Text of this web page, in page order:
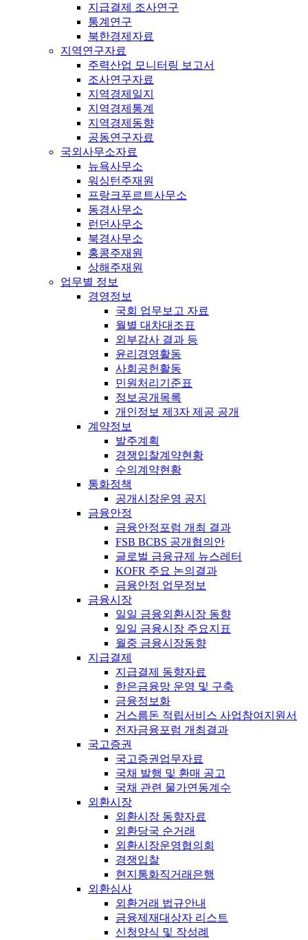
지급결제 조사연구
통계연구
북한경제자료
지역연구자료
주력산업 모니터링 보고서
조사연구자료
지역경제일지
지역경제통계
지역경제동향
공동연구자료
국외사무소자료
뉴욕사무소
워싱턴주재원
프랑크푸르트사무소
동경사무소
런던사무소
북경사무소
홍콩주재원
상해주재원
업무별 정보
경영정보
국회 업무보고 자료
월별 대차대조표
외부감사 결과 등
윤리경영활동
사회공헌활동
민원처리기준표
정보공개목록
개인정보 제3자 제공 공개
계약정보
발주계획
경쟁입찰계약현황
수의계약현황
통화정책
공개시장운영 공지
금융안정
금융안정포럼 개최 결과
FSB BCBS 공개협의안
글로벌 금융규제 뉴스레터
KOFR 주요 논의결과
금융안정 업무정보
금융시장
일일 금융외환시장 동향
일일 금융시장 주요지표
월중 금융시장동향
지급결제
지급결제 동향자료
한은금융망 운영 및 구축
금융정보화
거스름돈 적립서비스 사업참여지원서
전자금융포럼 개최결과
국고증권
국고증권업무자료
국채 발행 및 환매 공고
국채 관련 물가연동계수
외환시장
외환시장 동향자료
외환당국 순거래
외환시장운영협의회
경쟁입찰
현지통화직거래은행
외환심사
외환거래 법규안내
금융제재대상자 리스트
신청양식 및 작성례